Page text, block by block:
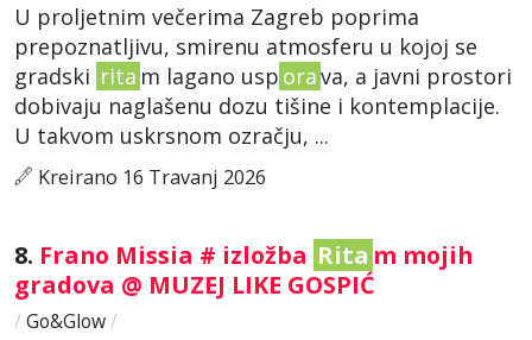
U proljetnim večerima Zagreb poprima
prepoznatljivu, smirenu atmosferu u kojoj se
gradski rita m lagano usp orava, a javni prostori
dobivaju naglašenu dozu tišine i kontemplacije.
U takvom uskrsnom ozračju, ...
Kreirano 16 Travanj 2026
8. Frano Missia # izložba Rita m mojih
gradova @ MUZEJ LIKE GOSPIĆ
/ Go&Glow/